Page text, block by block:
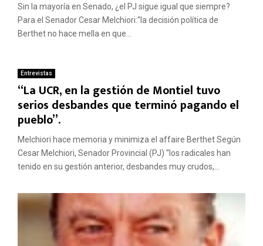
Sin la mayoría en Senado, ¿el PJ sigue igual que siempre?
Para el Senador Cesar Melchiori:“la decisión política de
Berthet no hace mella en que...
Entrevistas
“La UCR, en la gestión de Montiel tuvo
serios desbandes que terminó pagando el
pueblo”.
Melchiori hace memoria y minimiza el affaire Berthet Según
Cesar Melchiori, Senador Provincial (PJ) “los radicales han
tenido en su gestión anterior, desbandes muy crudos,...